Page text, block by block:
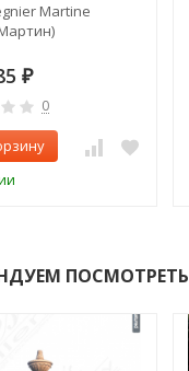
Martine
₽
0
ПОСМОТРЕТЬ